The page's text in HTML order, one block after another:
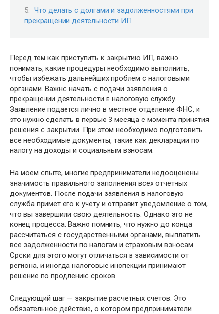
Что делать с долгами и задолженностями при
прекращении деятельности ИП
Перед тем как приступить к закрытию ИП, важно
понимать, какие процедуры необходимо выполнить,
чтобы избежать дальнейших проблем с налоговыми
органами. Важно начать с подачи заявления о
прекращении деятельности в налоговую службу.
Заявление подается лично в местное отделение ФНС, и
это нужно сделать в первые 3 месяца с момента принятия
решения о закрытии. При этом необходимо подготовить
все необходимые документы, такие как декларации по
налогу на доходы и социальным взносам.
На моем опыте, многие предприниматели недооценены
значимость правильного заполнения всех отчетных
документов. После подачи заявления в налоговую
служба примет его к учету и отправит уведомление о том,
что вы завершили свою деятельность. Однако это не
конец процесса. Важно помнить, что нужно до конца
рассчитаться с государственными органами, выплатить
все задолженности по налогам и страховым взносам.
Сроки для этого могут отличаться в зависимости от
региона, и иногда налоговые инспекции принимают
решение по продлению сроков.
Следующий шаг — закрытие расчетных счетов. Это
обязательное действие, о котором предприниматели